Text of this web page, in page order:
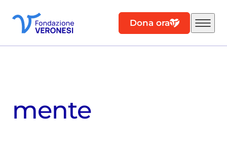
Dona ora
mente